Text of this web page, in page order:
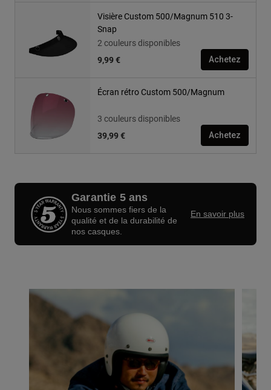
Visière Custom 500/Magnum 510 3-
Snap
2 couleurs disponibles
9,99 €
Achetez
Écran rétro Custom 500/Magnum
3 couleurs disponibles
39,99 €
Achetez
Garantie 5 ans
Nous sommes fiers de la
qualité et de la durabilité de
nos casques.
En savoir plus